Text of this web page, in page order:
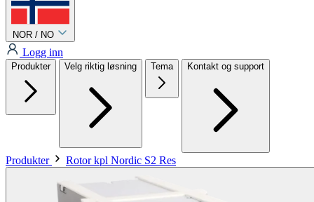
NOR / NO
Logg inn
Produkter Velg riktig løsning Tema Kontakt og support
Produkter Rotor kpl Nordic S2 Res